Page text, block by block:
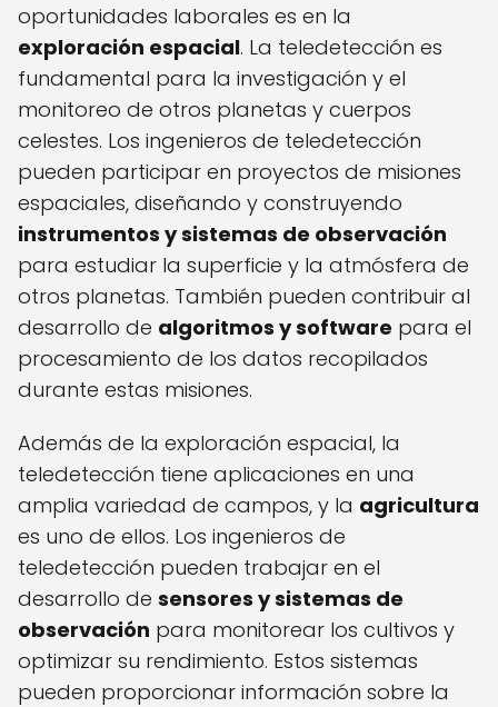
oportunidades laborales es en la
exploración espacial. La teledetección es
fundamental para la investigación y el
monitoreo de otros planetas y cuerpos
celestes. Los ingenieros de teledetección
pueden participar en proyectos de misiones
espaciales, diseñando y construyendo
instrumentos y sistemas de observación
para estudiar la superficie y la atmósfera de
otros planetas. También pueden contribuir al
desarrollo de algoritmos y software para el
procesamiento de los datos recopilados
durante estas misiones.
Además de la exploración espacial, la
teledetección tiene aplicaciones en una
amplia variedad de campos, y la agricultura
es uno de ellos. Los ingenieros de
teledetección pueden trabajar en el
desarrollo de sensores y sistemas de
observación para monitorear los cultivos y
optimizar su rendimiento. Estos sistemas
pueden proporcionar información sobre la